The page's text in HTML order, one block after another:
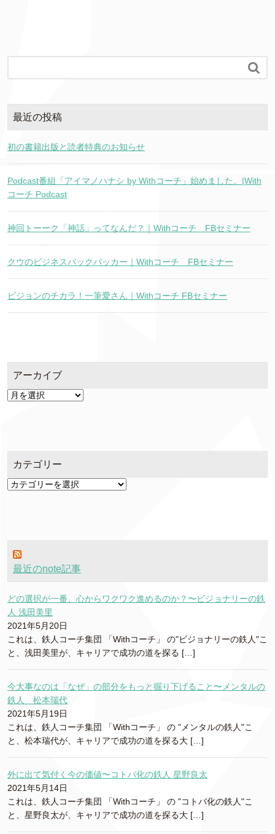

最近の投稿
初の書籍出版と読者特典のお知らせ
Podcast番組「アイマノハナシ by Withコーチ」始めました。|With
コーチ Podcast
神回トーーク「神話」ってなんだ？｜Withコーチ FBセミナー
クウのビジネスバックパッカー｜Withコーチ FBセミナー
ビジョンのチカラ！一筆愛さん｜Withコーチ FBセミナー
アーカイブ
ア
カテゴリー
カ
最近のnote記事
どの選択が一番、心からワクワク進めるのか？〜ビジョナリーの鉄
人 浅田美里
2021年5月20日
これは、鉄人コーチ集団 「Withコーチ」 の"ビジョナリーの鉄人"こ
と、浅田美里が、キャリアで成功の道を探る […]
今大事なのは「なぜ」の部分をもっと掘り下げること〜メンタルの
鉄人 松本瑞代
2021年5月19日
これは、鉄人コーチ集団 「Withコーチ」 の "メンタルの鉄人"こ
と、松本瑞代が、キャリアで成功の道を探る大 […]
外に出て気付く今の価値〜コトバ化の鉄人 星野良太
2021年5月14日
これは、鉄人コーチ集団 「Withコーチ」 の "コトバ化の鉄人"こ
と、星野良太が、キャリアで成功の道を探る大 […]